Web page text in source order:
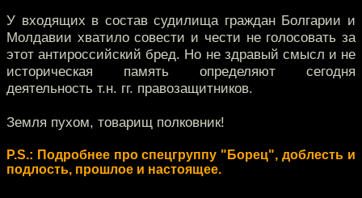
У входящих в состав судилища граждан Болгарии и
Молдавии хватило совести и чести не голосовать за
этот антироссийский бред. Но не здравый смысл и не
историческая память определяют сегодня
деятельность т.н. гг. правозащитников.
Земля пухом, товарищ полковник!
P.S.: Подробнее про спецгруппу "Борец", доблесть и
подлость, прошлое и настоящее.